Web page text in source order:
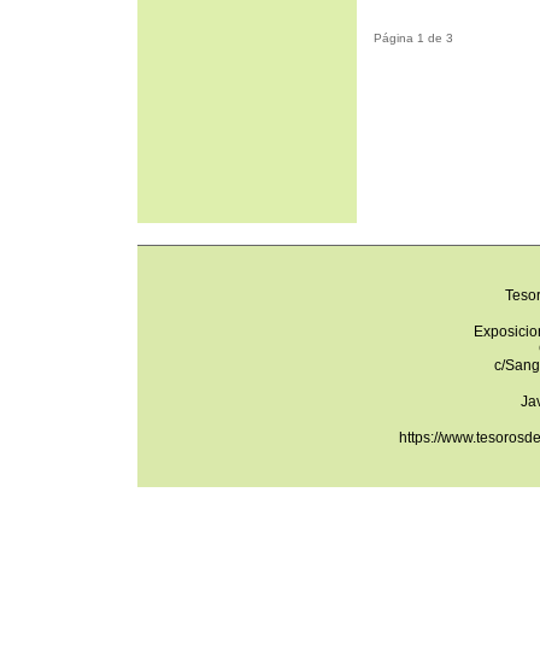
Página 1 de 3
c/
https://